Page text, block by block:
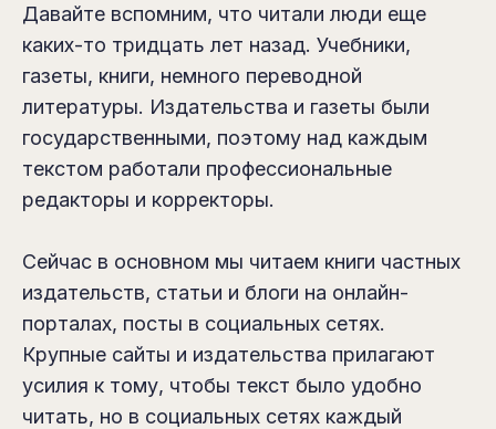
Давайте вспомним, что читали люди еще
каких-то тридцать лет назад. Учебники,
газеты, книги, немного переводной
литературы. Издательства и газеты были
государственными, поэтому над каждым
текстом работали профессиональные
редакторы и корректоры.
Сейчас в основном мы читаем книги частных
издательств, статьи и блоги на онлайн-
порталах, посты в социальных сетях.
Крупные сайты и издательства прилагают
усилия к тому, чтобы текст было удобно
читать, но в социальных сетях каждый